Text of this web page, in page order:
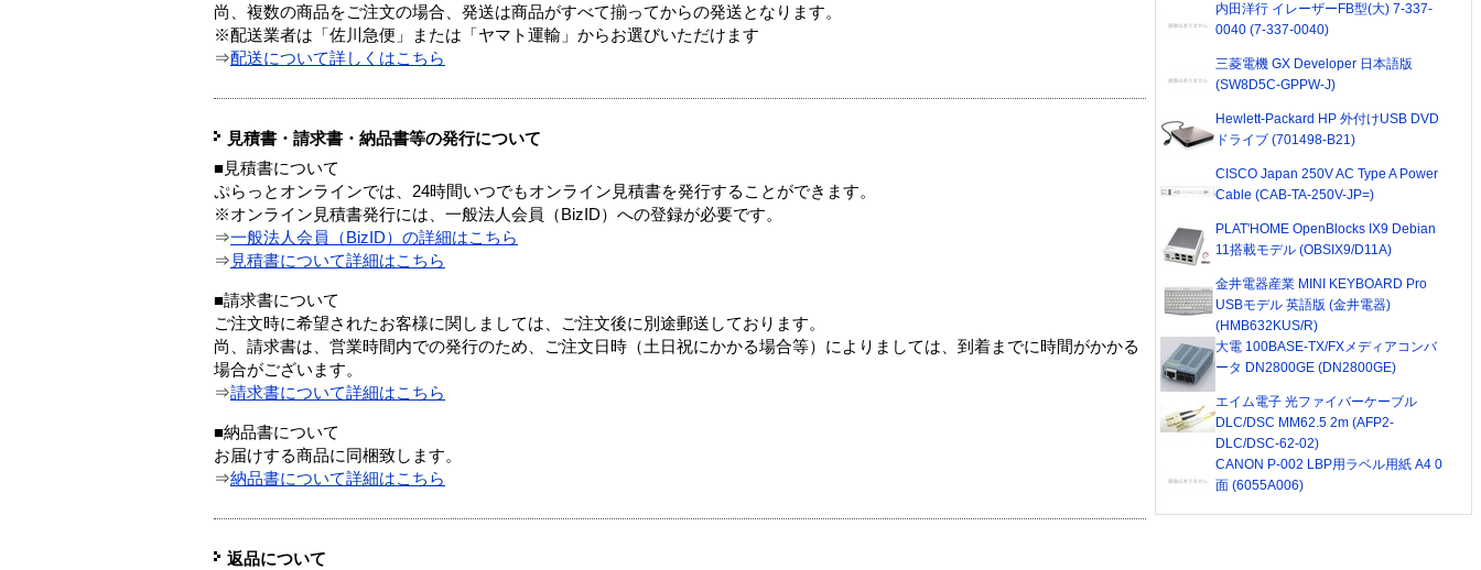
尚、複数の商品をご注文の場合、発送は商品がすべて揃ってからの発送となります。
※配送業者は「佐川急便」または「ヤマト運輸」からお選びいただけます
⇒配送について詳しくはこちら
見積書・請求書・納品書等の発行について
■見積書について
ぷらっとオンラインでは、24時間いつでもオンライン見積書を発行することができます。
※オンライン見積書発行には、一般法人会員（BizID）への登録が必要です。
⇒一般法人会員（BizID）の詳細はこちら
⇒ 見積書について詳細はこちら
■請求書について
ご注文時に希望されたお客様に関しましては、ご注文後に別途郵送しております。
尚、請求書は、営業時間内での発行のため、ご注文日時（土日祝にかかる場合等）によりましては、到着までに時間がかかる
場合がございます。
⇒請求書について詳細はこちら
■納品書について
お届けする商品に同梱致します。
⇒納品書について詳細はこちら
返品について
内田洋行 イレーザーFB型(大) 7-337-
0040 (7-337-0040)
三菱電機 GX Developer 日本語版
(SW8D5C-GPPW-J)
Hewlett-Packard HP 外付けUSB DVD
ドライブ (701498-B21)
CISCO Japan 250V AC Type A Power
Cable (CAB-TA-250V-JP=)
PLAT'HOME OpenBlocks IX9 Debian
11搭載モデル (OBSIX9/D11A)
金井電器産業 MINI KEYBOARD Pro
USBモデル 英語版 (金井電器)
(HMB632KUS/R)
大電 100BASE-TX/FXメディアコンバ
ータ DN2800GE (DN2800GE)
エイム電子 光ファイバーケーブル
DLC/DSC MM62.5 2m (AFP2-
DLC/DSC-62-02)
CANON P-002 LBP用ラベル用紙 A4 0
面 (6055A006)